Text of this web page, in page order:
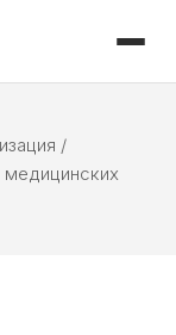
/
медицинских